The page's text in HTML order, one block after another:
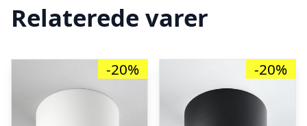
Relaterede varer
-20% -20%